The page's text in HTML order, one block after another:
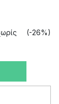
(-26%)